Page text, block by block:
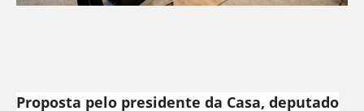
Proposta pelo presidente da Casa, deputado